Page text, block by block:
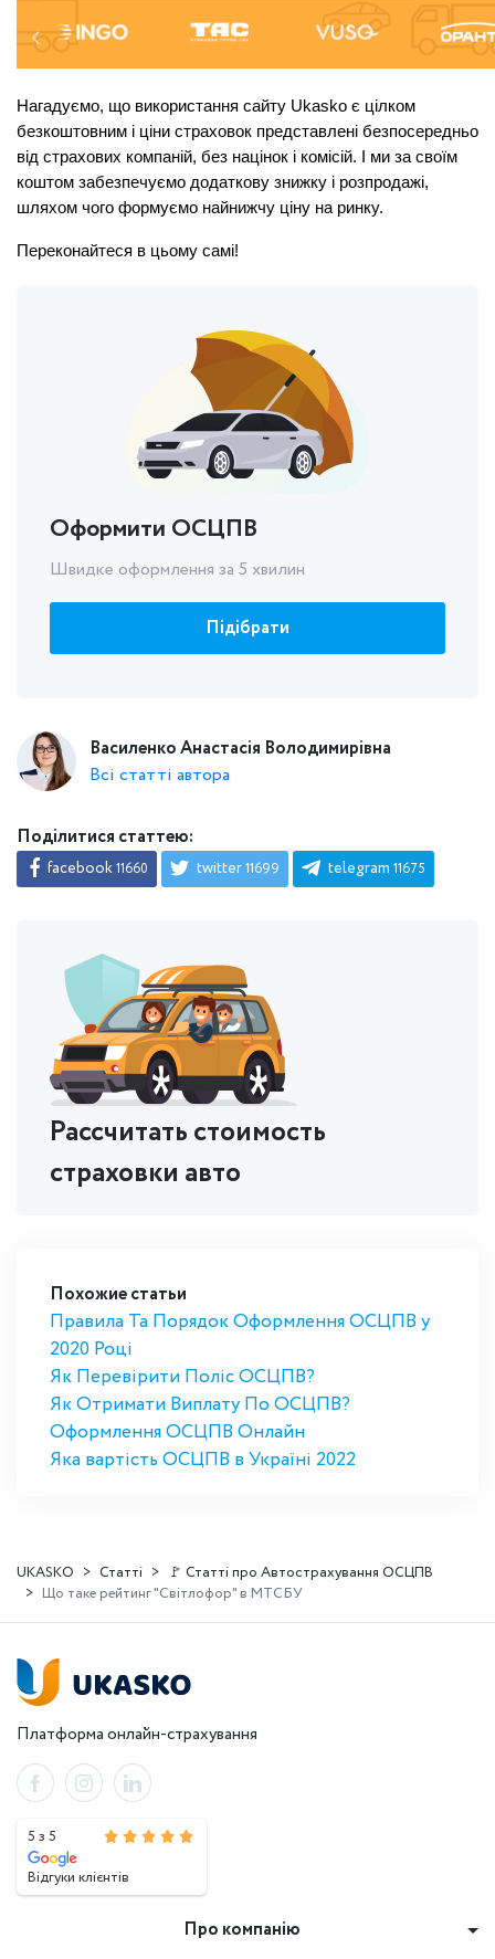
Рассчитать стоимость
страховки авто
Похожие статьи
Правила Та Порядок Оформлення ОСЦПВ у
2020 Році
Як Перевірити Поліс ОСЦПВ?
Як Отримати Виплату По ОСЦПВ?
Оформлення ОСЦПВ Онлайн
Яка вартість ОСЦПВ в Україні 2022
Нагадуємо, що використання сайту Ukasko є цілком
безкоштовним і ціни страховок представлені безпосередньо
від страхових компаній, без націнок і комісій. І ми за своїм
коштом забезпечуємо додаткову знижку і розпродажі,
шляхом чого формуємо найнижчу ціну на ринку.
Переконайтеся в цьому самі!
Оформити ОСЦПВ
Швидке оформлення за 5 хвилин
Підібрати
Василенко Анастасія Володимирівна
Всі статті автора
Поділитися статтею:
facebook11660 twitter11699 telegram 11675
UKASKO Статті
🚩 Статті про Автострахування ОСЦПВ
Що таке рейтинг "Світлофор" в МТСБУ
Платформа онлайн-страхування
5 з 5
Відгуки клієнтів
Про компанію